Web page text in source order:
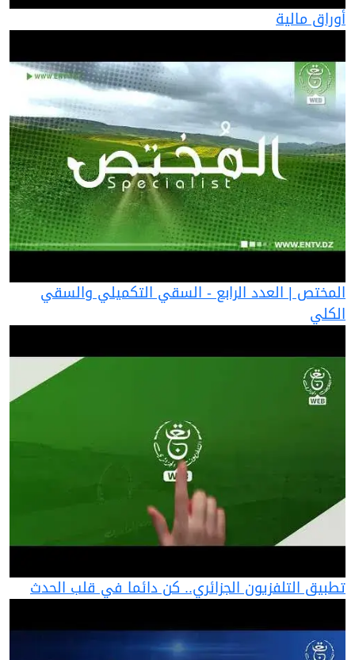
أوراق مالية
المختص | العدد الرابع - السقي التكميلي والسقي
الكلي
تطبيق التلفزيون الجزائري.. كن دائما في قلب الحدث